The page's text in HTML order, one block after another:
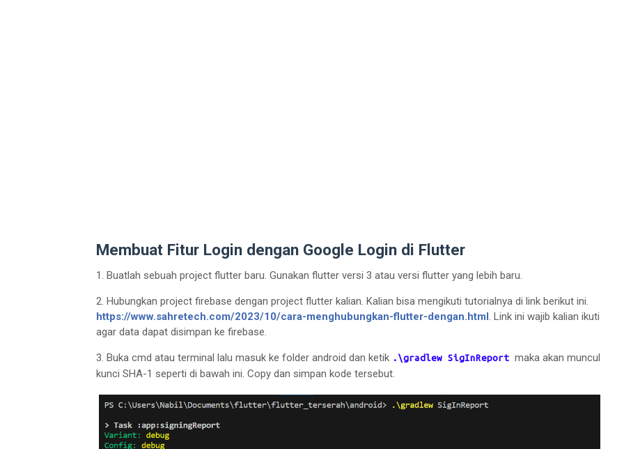
Membuat Fitur Login dengan Google Login di Flutter
1. Buatlah sebuah project flutter baru. Gunakan flutter versi 3 atau versi flutter yang lebih baru.
2. Hubungkan project firebase dengan project flutter kalian. Kalian bisa mengikuti tutorialnya di link berikut ini.
https://www.sahretech.com/2023/10/cara-menghubungkan-flutter-dengan.html. Link ini wajib kalian ikuti
agar data dapat disimpan ke firebase.
3. Buka cmd atau terminal lalu masuk ke folder android dan ketik .\gradlew SigInReport maka akan muncul
kunci SHA-1 seperti di bawah ini. Copy dan simpan kode tersebut.